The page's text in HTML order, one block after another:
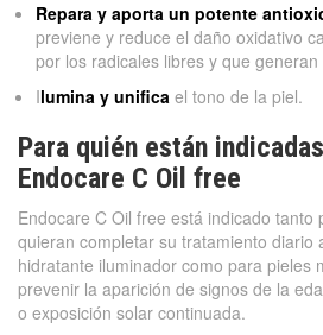
Repara y aporta un potente
previene y reduce el daño oxidativo
por los radicales libres y que
Ilumina y unifica el tono de la piel.
Para quién están
Endocare C Oil free
Endocare C Oil free está indicado tanto
quieran completar su tratamiento diario
hidratante iluminador como para pieles
prevenir la aparición de signos de la
o exposición solar continuada.